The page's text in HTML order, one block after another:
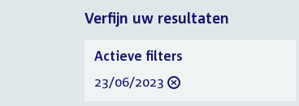
2023
Verfijn uw resultaten
Verfijn
uw
resultaten
Actieve filters
verwijder
23/06/2023